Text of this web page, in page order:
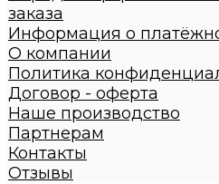
заказа
Информация о
О компании
Политика
Договор - оферта
Наше производство
Партнерам
Контакты
Отзывы